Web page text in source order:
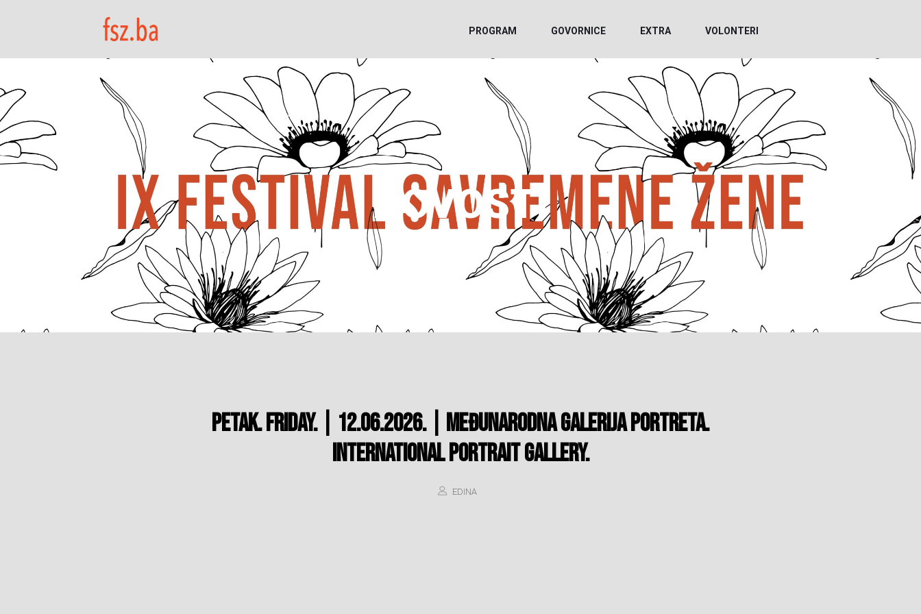
PROGRAM GOVORNICE EXTRA VOLONTERI
NOVOSTI
PETAK. FRIDAY. | 12.06.2026. | MEĐUNARODNA GALERIJA PORTRETA.
INTERNATIONAL PORTRAIT GALLERY.
EDINA